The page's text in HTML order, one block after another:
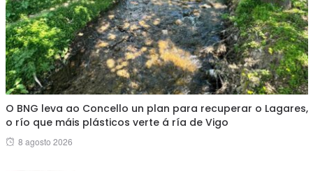
O BNG leva ao Concello un plan para recuperar o Lagares,
o río que máis plásticos verte á ría de Vigo
Posted
8 agosto 2026